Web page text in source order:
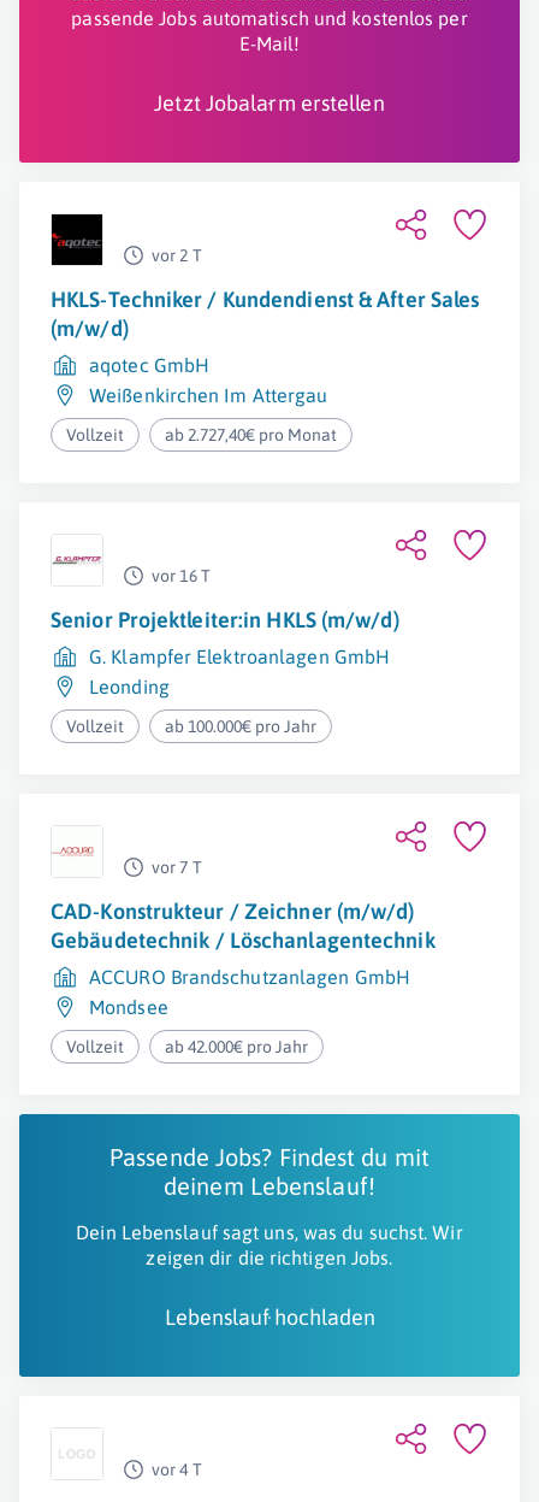
passende Jobs automatisch und kostenlos per
E-Mail!
Jetzt Jobalarm erstellen
vor 2 T
HKLS-Techniker / Kundendienst & After Sales
(m/w/d)
aqotec GmbH
Weißenkirchen Im Attergau
Vollzeit ab 2.727,40€ pro Monat
vor 16 T
Senior Projektleiter:in HKLS (m/w/d)
G. Klampfer Elektroanlagen GmbH
Leonding
Vollzeit ab 100.000€ pro Jahr
vor 7 T
CAD-Konstrukteur / Zeichner (m/w/d)
Gebäudetechnik / Löschanlagentechnik
ACCURO Brandschutzanlagen GmbH
Mondsee
Vollzeit ab 42.000€ pro Jahr
Passende Jobs? Findest du mit
deinem Lebenslauf!
Dein Lebenslauf sagt uns, was du suchst. Wir
zeigen dir die richtigen Jobs.
Lebenslauf hochladen
vor 4 T